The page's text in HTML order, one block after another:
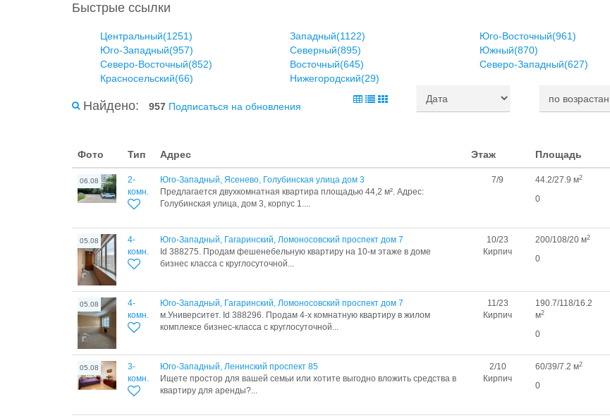
Быстрые ссылки
Центральный(1251) Западный(1122)
Юго-Восточный(961)
Юго-Западный(957)
Северный(895)
Южный(870)
Северо-Восточный(852)
Восточный(645)
Северо-Западный(627)
Красносельский(66)
Нижегородский(29)
Найдено: 957 Подписаться на обновления
Фото Тип Адрес Этаж Площадь
06.08
2-
комн.
Юго-Западный, Ясенево, Голубинская улица дом 3
Предлагается двухкомнатная квартира площадью 44,2 м². Адрес:
Голубинская улица, дом 3, корпус 1....
7/9 44.2/27.9 м2
0
05.08
4-
комн.
Юго-Западный, Гагаринский, Ломоносовский проспект дом 7
Id 388275. Продам фешенебельную квартиру на 10-м этаже в доме
бизнес класса с круглосуточной...
10/23
Кирпич
200/108/20 м2
0
05.08
4-
комн.
Юго-Западный, Гагаринский, Ломоносовский проспект дом 7
м.Университет. Id 388296. Продам 4-х комнатную квартиру в жилом
комплексе бизнес-класса с круглосуточной...
11/23
Кирпич
190.7/118/16.2
м2
0
05.08
3-
комн.
Юго-Западный, Ленинский проспект 85
Ищете простор для вашей семьи или хотите выгодно вложить средства в
квартиру для аренды?...
2/10
Кирпич
60/39/7.2 м2
0